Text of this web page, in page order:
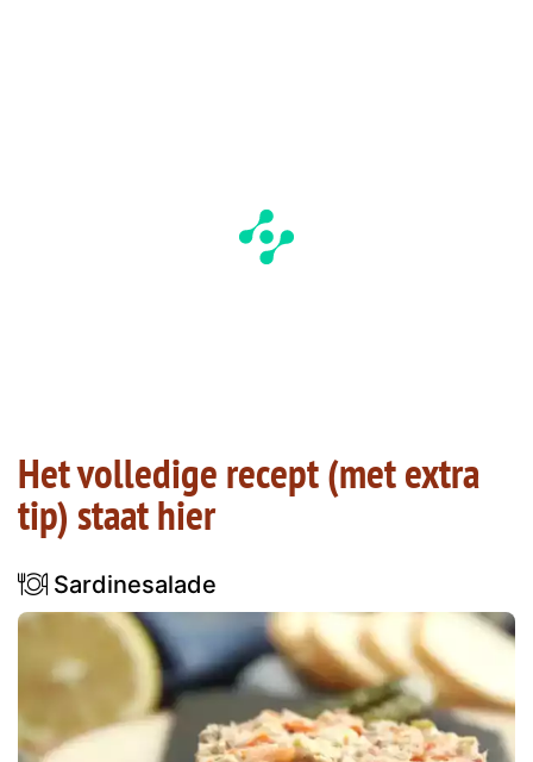
Het volledige recept (met extra
tip) staat hier
Sardinesalade